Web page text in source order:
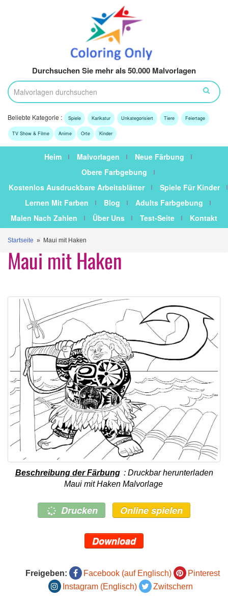
Durchsuchen Sie mehr als 50.000 Malvorlagen
Beliebte Kategorie : Spiele Karikatur Unkategorisiert Tiere Feiertage
TV Show & Filme Anime Orte Kinder
Heim Malvorlagen
Neue Färbung
Obere Farbgebung
Kostenlos Ausdruckbare Arbeitsblätter
Spiele Für Kinder
Lernen Mit Farben
Blog
Adults Farbgebung
Malen Nach Zahlen
Über Uns Test-Seite Kontakt
Startseite » Maui mit Haken
Maui mit Haken
Beschreibung der Färbung : Druckbar herunterladen
Maui mit Haken Malvorlage
Drucken Online spielen
Download
Freigeben: Facebook (auf Englisch)
Pinterest
Instagram (Englisch)
Zwitschern